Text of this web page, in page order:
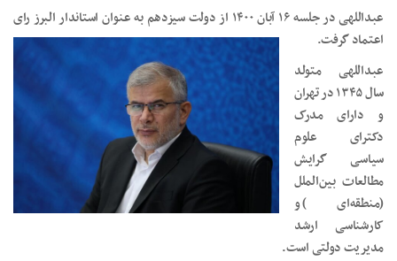
عبداللهی در جلسه ۱۶ آبان ۱۴۰۰ از دولت سیزدهم به‌ عنوان استاندار البرز رای
اعتماد گرفت.
عبداللهی متولد
سال ۱۳۴۵ در تهران
و دارای مدرک
دکترای علوم
سیاسی گرایش
مطالعات بین‌الملل
(منطقه‌ای) و
کارشناسی ارشد
مدیریت دولتی است.